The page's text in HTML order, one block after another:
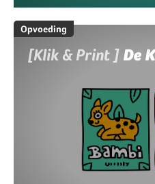
Opvoeding
[Klik & Print ] De